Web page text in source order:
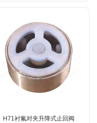
H71衬氟对夹升降式止回阀